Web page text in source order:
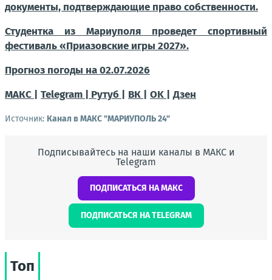
документы, подтверждающие право собственности.
Студентка из Мариуполя проведет спортивный
фестиваль «Приазовские игры 2027».
Прогноз погоды на 02.07.2026
МАКС |
Telegram | Рутуб | ВК | OK | Дзен
Источник: Канал в МАКС "МАРИУПОЛЬ 24"
Подписывайтесь на наши каналы в МАКС и
Telegram
ПОДПИСАТЬСЯ НА МАКС
ПОДПИСАТЬСЯ НА TELEGRAM
Топ